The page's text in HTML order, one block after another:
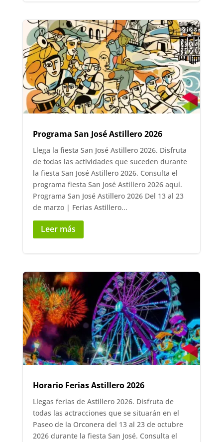
Programa San José Astillero 2026
Llega la fiesta San José Astillero 2026. Disfruta
de todas las actividades que suceden durante
la fiesta San José Astillero 2026. Consulta el
programa fiesta San José Astillero 2026 aquí.
Programa San José Astillero 2026 Del 13 al 23
de marzo | Ferias Astillero...
Leer más
Horario Ferias Astillero 2026
Llegas ferias de Astillero 2026. Disfruta de
todas las actracciones que se situarán en el
Paseo de la Orconera del 13 al 23 de octubre
2026 durante la fiesta San José. Consulta el